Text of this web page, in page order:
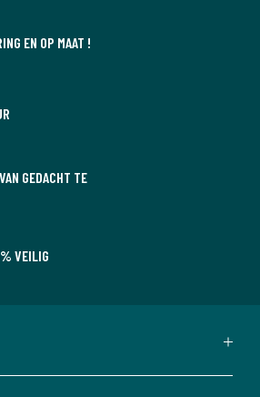
EN OP MAAT !
GEDACHT TE
VEILIG